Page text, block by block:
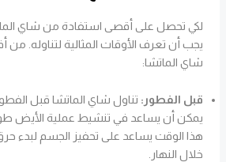
لكي تحصل على أقصى استفادة من شاي
يجب أن تعرف الأوقات المثالية لتناوله. من
شاي الماتشا:
قبل الفطور:
يمكن أن يساعد في تنشيط عملية الأيض
هذا الوقت يساعد على تحفيز الجسم لبدء
خلال النهار.